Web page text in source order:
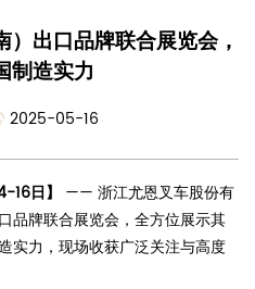
出口品牌联合展览会，
制造实力
2025-05-16
16日】 —— 浙江尤恩叉车股份有
品牌联合展览会，全方位展示其
实力，现场收获广泛关注与高度